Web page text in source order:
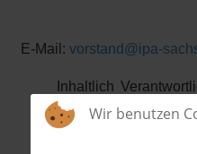
E-Mail:vorstand@ipa-
Inhaltlich
MbDStV:
Wir benutzen